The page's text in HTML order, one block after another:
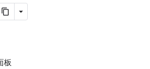
板